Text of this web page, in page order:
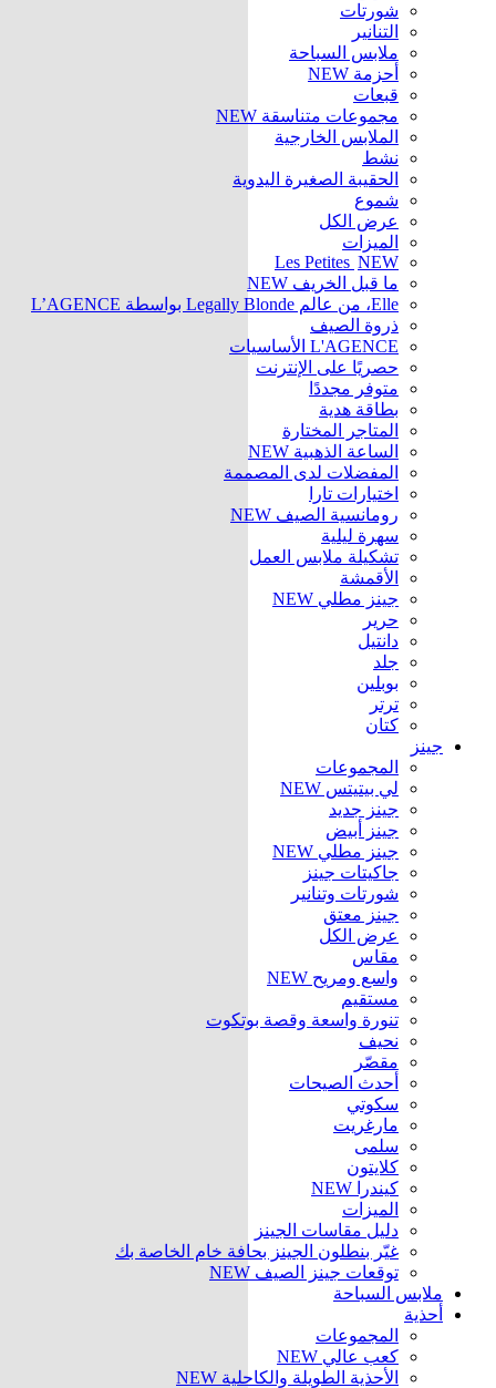
شورتات
التنانير
ملابس السباحة
أحزمة NEW
قبعات
مجموعات متناسقة NEW
الملابس الخارجية
نشط
الحقيبة الصغيرة اليدوية
شموع
عرض الكل
الميزات
Les Petites NEW
ما قبل الخريف NEW
Elle، من عالم Legally Blonde بواسطة L’AGENCE
ذروة الصيف
L'AGENCE الأساسيات
حصريًا على الإنترنت
متوفر مجددًا
بطاقة هدية
المتاجر المختارة
الساعة الذهبية NEW
المفضلات لدى المصممة
اختيارات تارا
رومانسية الصيف NEW
سهرة ليلية
تشكيلة ملابس العمل
الأقمشة
جينز مطلي NEW
حرير
دانتيل
جلد
بوبلين
ترتر
كتان
جينز
المجموعات
لي بيتيتس NEW
جينز جديد
جينز أبيض
جينز مطلي NEW
جاكيتات جينز
شورتات وتنانير
جينز معتق
عرض الكل
مقاس
واسع ومريح NEW
مستقيم
تنورة واسعة وقصة بوتكوت
نحيف
مقصّر
أحدث الصيحات
سكوتي
مارغريت
سلمى
كلايتون
كيندرا NEW
الميزات
دليل مقاسات الجينز
غيّر بنطلون الجينز بحافة خام الخاصة بك
توقعات جينز الصيف NEW
ملابس السباحة
أحذية
المجموعات
كعب عالي NEW
الأحذية الطويلة والكاحلية NEW